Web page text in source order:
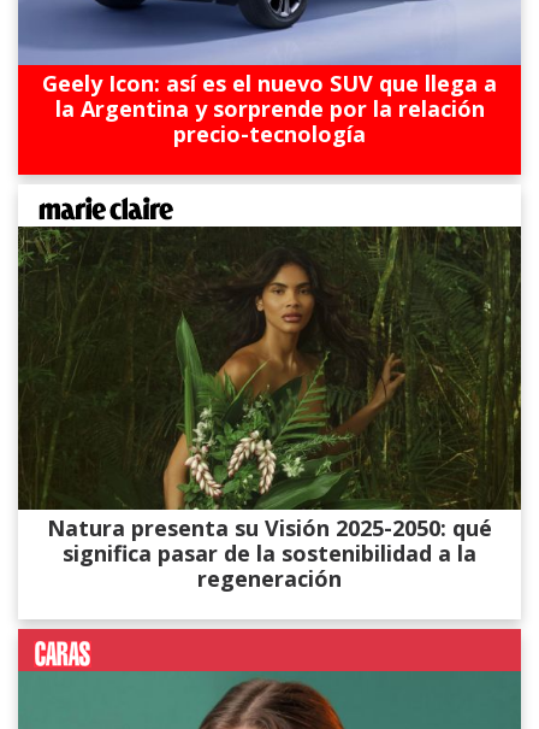
Geely Icon: así es el nuevo SUV que llega a
la Argentina y sorprende por la relación
precio-tecnología
Natura presenta su Visión 2025-2050: qué
significa pasar de la sostenibilidad a la
regeneración